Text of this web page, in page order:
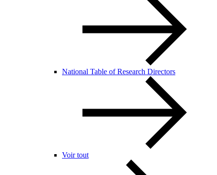
National Table of Research Directors
Voir tout